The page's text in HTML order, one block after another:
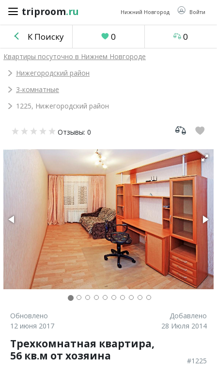
triproom.ru Нижний Новгород Войти
triproom .ru
Российский
Войти / Зарегистрироваться
объявление
0
Сравнение
К Поиску 0 0
Квартиры посуточно в Нижнем Новгороде
Нижегородский район
3-комнатные
1225, Нижегородский район
Отзывы: 0
Обновлено
12 июня 2017
Добавлено
28 Июля 2014
Трехкомнатная квартира,
56 кв.м от хозяина
#1225